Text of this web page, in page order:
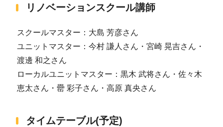
リノベーションスクール講師
スクールマスター：大島 芳彦さん
ユニットマスター：今村 謙人さん・宮崎 晃吉さん・
渡邊 和之さん
ローカルユニットマスター：黒木 武将さん・佐々木
恵太さん・罍 彩子さん・高原 真央さん
タイムテーブル(予定)